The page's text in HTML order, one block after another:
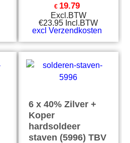
€ 19.79
Excl.BTW
€23.95 Incl.BTW
excl Verzendkosten
6 x 40% Zilver +
Koper
hardsoldeer
staven (5996) TBV